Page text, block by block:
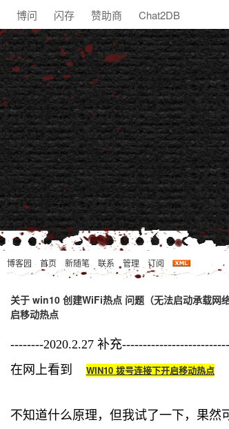
博问 闪存 赞助商 Chat2DB
博客园 首页 新随笔 联系 管理 订阅
关于 win10 创建WiFi热点 问题（无法启动承载网
启移动热点
--------2020.2.27 补充
在网上看到 WIN10 拨号连接下开启移动热点
不知道什么原理，但我试了一下，果然